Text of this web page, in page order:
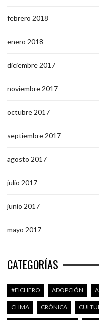
febrero 2018
enero 2018
diciembre 2017
noviembre 2017
octubre 2017
septiembre 2017
agosto 2017
julio 2017
junio 2017
mayo 2017
CATEGORÍAS
#FICHERO ADOPCIÓN
CLIMA CRÓNICA